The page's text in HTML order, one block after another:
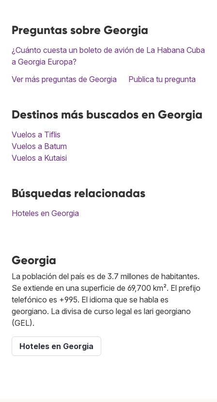
Preguntas sobre Georgia
¿Cuánto cuesta un boleto de avión de La Habana Cuba
a Georgia Europa?
Ver más preguntas de Georgia
Publica tu pregunta
Destinos más buscados en Georgia
Vuelos a Tiflis
Vuelos a Batum
Vuelos a Kutaisi
Búsquedas relacionadas
Hoteles en Georgia
Georgia
La población del país es de 3.7 millones de habitantes.
Se extiende en una superficie de 69,700 km². El prefijo
telefónico es +995. El idioma que se habla es
georgiano. La divisa de curso legal es lari georgiano
(GEL).
Hoteles en Georgia